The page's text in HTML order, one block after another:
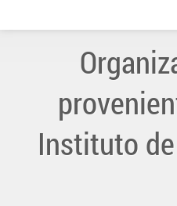
Instituto